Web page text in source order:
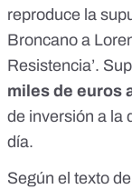
reproduce la
Broncano a
Resistencia’.
miles de euros
de inversión a la
día.
Según el texto